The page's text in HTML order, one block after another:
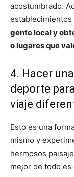
acostumbrado.
establecimientos
gente local y
o lugares que
4. Hacer
deporte
viaje
Esto es una
mismo y
hermosos
mejor de todo es